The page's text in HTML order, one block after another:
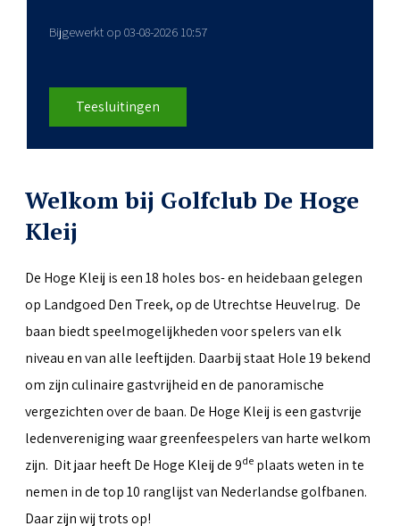
Bijgewerkt op 03-08-2026 10:57
Teesluitingen
Welkom bij Golfclub De Hoge
Kleij
De Hoge Kleij is een 18 holes bos- en heidebaan gelegen
op Landgoed Den Treek, op de Utrechtse Heuvelrug. De
baan biedt speelmogelijkheden voor spelers van elk
niveau en van alle leeftijden. Daarbij staat Hole 19 bekend
om zijn culinaire gastvrijheid en de panoramische
vergezichten over de baan. De Hoge Kleij is een gastvrije
ledenvereniging waar greenfeespelers van harte welkom
zijn. Dit jaar heeft De Hoge Kleij de 9de plaats weten in te
nemen in de top 10 ranglijst van Nederlandse golfbanen.
Daar zijn wij trots op!